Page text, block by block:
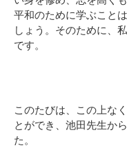
平和のために学ぶこと
しょう。そのために、
です。
このたびは、この上な
とができ、池田先生か
た。